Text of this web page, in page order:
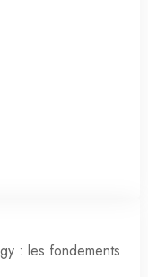
: les fondements